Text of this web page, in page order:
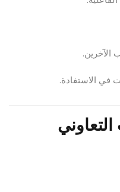
الآخرين.
في الاستفادة.